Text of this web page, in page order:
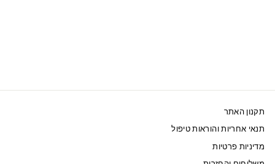
תקנון האתר
תנאי אחריות והוראות טיפול
מדיניות פרטיות